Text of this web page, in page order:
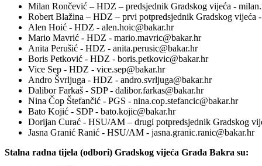
Milan Rončević – HDZ – predsjednik Gradskog vijeća -
Robert Blažina – HDZ – prvi potpredsjednik Gradskog vijeća
Alen Hoić - HDZ - alen.hoic@bakar.hr
Mario Mavrić - HDZ - mario.mavric@bakar.hr
Anita Perušić - HDZ - anita.perusic@bakar.hr
Boris Petković - HDZ - boris.petkovic@bakar.hr
Vice Sep - HDZ - vice.sep@bakar.hr
Andro Švrljuga - HDZ - andro.svrljuga@bakar.hr
Dalibor Farkaš - SDP - dalibor.farkas@bakar.hr
Nina Čop Štefančić - PGS - nina.cop.stefancic@bakar.hr
Bato Kojić - SDP - bato.kojic@bakar.hr
Dorijan Curać - HSU/AM – drugi potpredsjednik Gradskog
Jasna Granić Ranić - HSU/AM - jasna.granic.ranic@bakar.hr
Stalna radna tijela (odbori) Gradskog vijeća Grada Bakra su: